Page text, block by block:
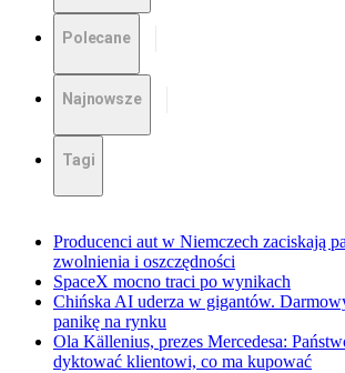
Polecane
Najnowsze
Tagi
Producenci aut w Niemczech zaciskają
zwolnienia i oszczędności
SpaceX mocno traci po wynikach
Chińska AI uderza w gigantów.
panikę na rynku
Ola Källenius, prezes Mercedesa:
dyktować klientowi, co ma kupować